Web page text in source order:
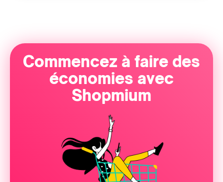
Commencez à faire des
économies avec
Shopmium